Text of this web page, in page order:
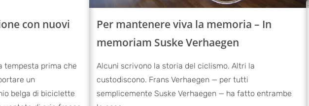
con nuovi
tempesta prima che
un
belga di biciclette
Per mantenere viva la memoria – In
memoriam Suske Verhaegen
Alcuni scrivono la storia del ciclismo. Altri la
custodiscono. Frans Verhaegen — per tutti
semplicemente Suske Verhaegen — ha fatto entrambe